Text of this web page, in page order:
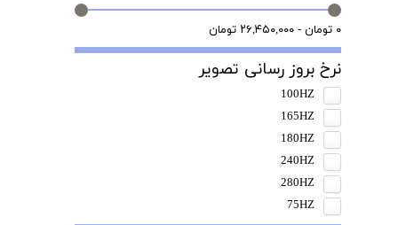
۰ تومان - ۲۶,۴۵۰,۰۰۰ تومان
نرخ بروز رسانی تصویر
100HZ
165HZ
180HZ
240HZ
280HZ
75HZ